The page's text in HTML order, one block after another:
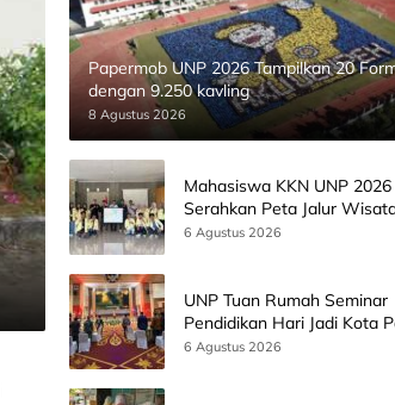
Papermob UNP 2026 Tampilkan 20
dengan 9.250 kavling
8 Agustus 2026
Mahasiswa KKN UNP 2026
Serahkan Peta Jalur
Peta Administrasi Nagari
6 Agustus 2026
UNP Tuan Rumah Seminar
Pendidikan Hari Jadi Kota
Bersama Wamen
6 Agustus 2026